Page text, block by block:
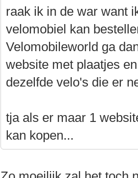
raak ik in de war want
velomobiel kan
Velomobileworld ga
website met plaatjes
dezelfde velo's die er
tja als er maar 1
kan kopen...